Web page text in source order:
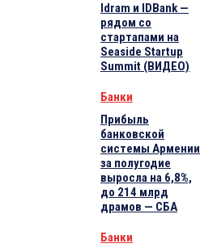
Idram и IDBank —
рядом со
стартапами на
Seaside Startup
Summit (ВИДЕО)
Банки
Прибыль
банковской
системы Армении
за полугодие
выросла на 6,8%,
до 214 млрд
драмов — СБА
Банки